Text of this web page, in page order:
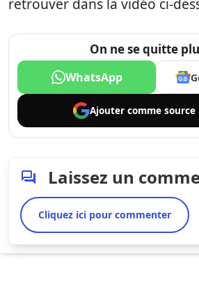
retrouver dans la vidéo ci-
On ne se quitte
WhatsApp
Ajouter comme source
Laissez un
Cliquez ici pour commenter